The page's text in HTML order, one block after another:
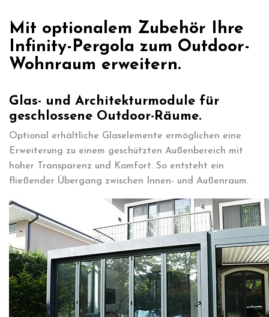
Mit optionalem Zubehör Ihre
Infinity-Pergola zum Outdoor-
Wohnraum erweitern.
Glas- und Architekturmodule für
geschlossene Outdoor-Räume.
Optional erhältliche Glaselemente ermöglichen eine
Erweiterung zu einem geschützten Außenbereich mit
hoher Transparenz und Komfort. So entsteht ein
fließender Übergang zwischen Innen- und Außenraum.